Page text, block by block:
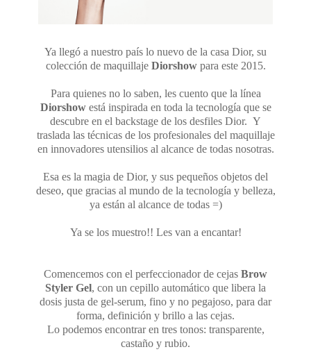
Ya llegó a nuestro país lo nuevo de la casa Dior, su
colección de maquillaje Diorshowpara este 2015.
Para quienes no lo saben, les cuento que la línea
Diorshowestá inspirada en toda la tecnología que se
descubre en el backstage de los desfiles Dior. Y
traslada las técnicas de los profesionales del maquillaje
en innovadores utensilios al alcance de todas nosotras.
Esa es la magia de Dior, y sus pequeños objetos del
deseo, que gracias al mundo de la tecnología y belleza,
ya están al alcance de todas =)
Ya se los muestro!! Les van a encantar!
Comencemos con el perfeccionador de cejas Brow
Styler Gel, con un cepillo automático que libera la
dosis justa de gel-serum, fino y no pegajoso, para dar
forma, definición y brillo a las cejas.
Lo podemos encontrar en tres tonos: transparente,
castaño y rubio.